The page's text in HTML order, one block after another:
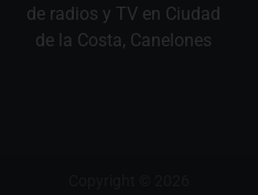
de radios y TV en Ciudad
de la Costa, Canelones